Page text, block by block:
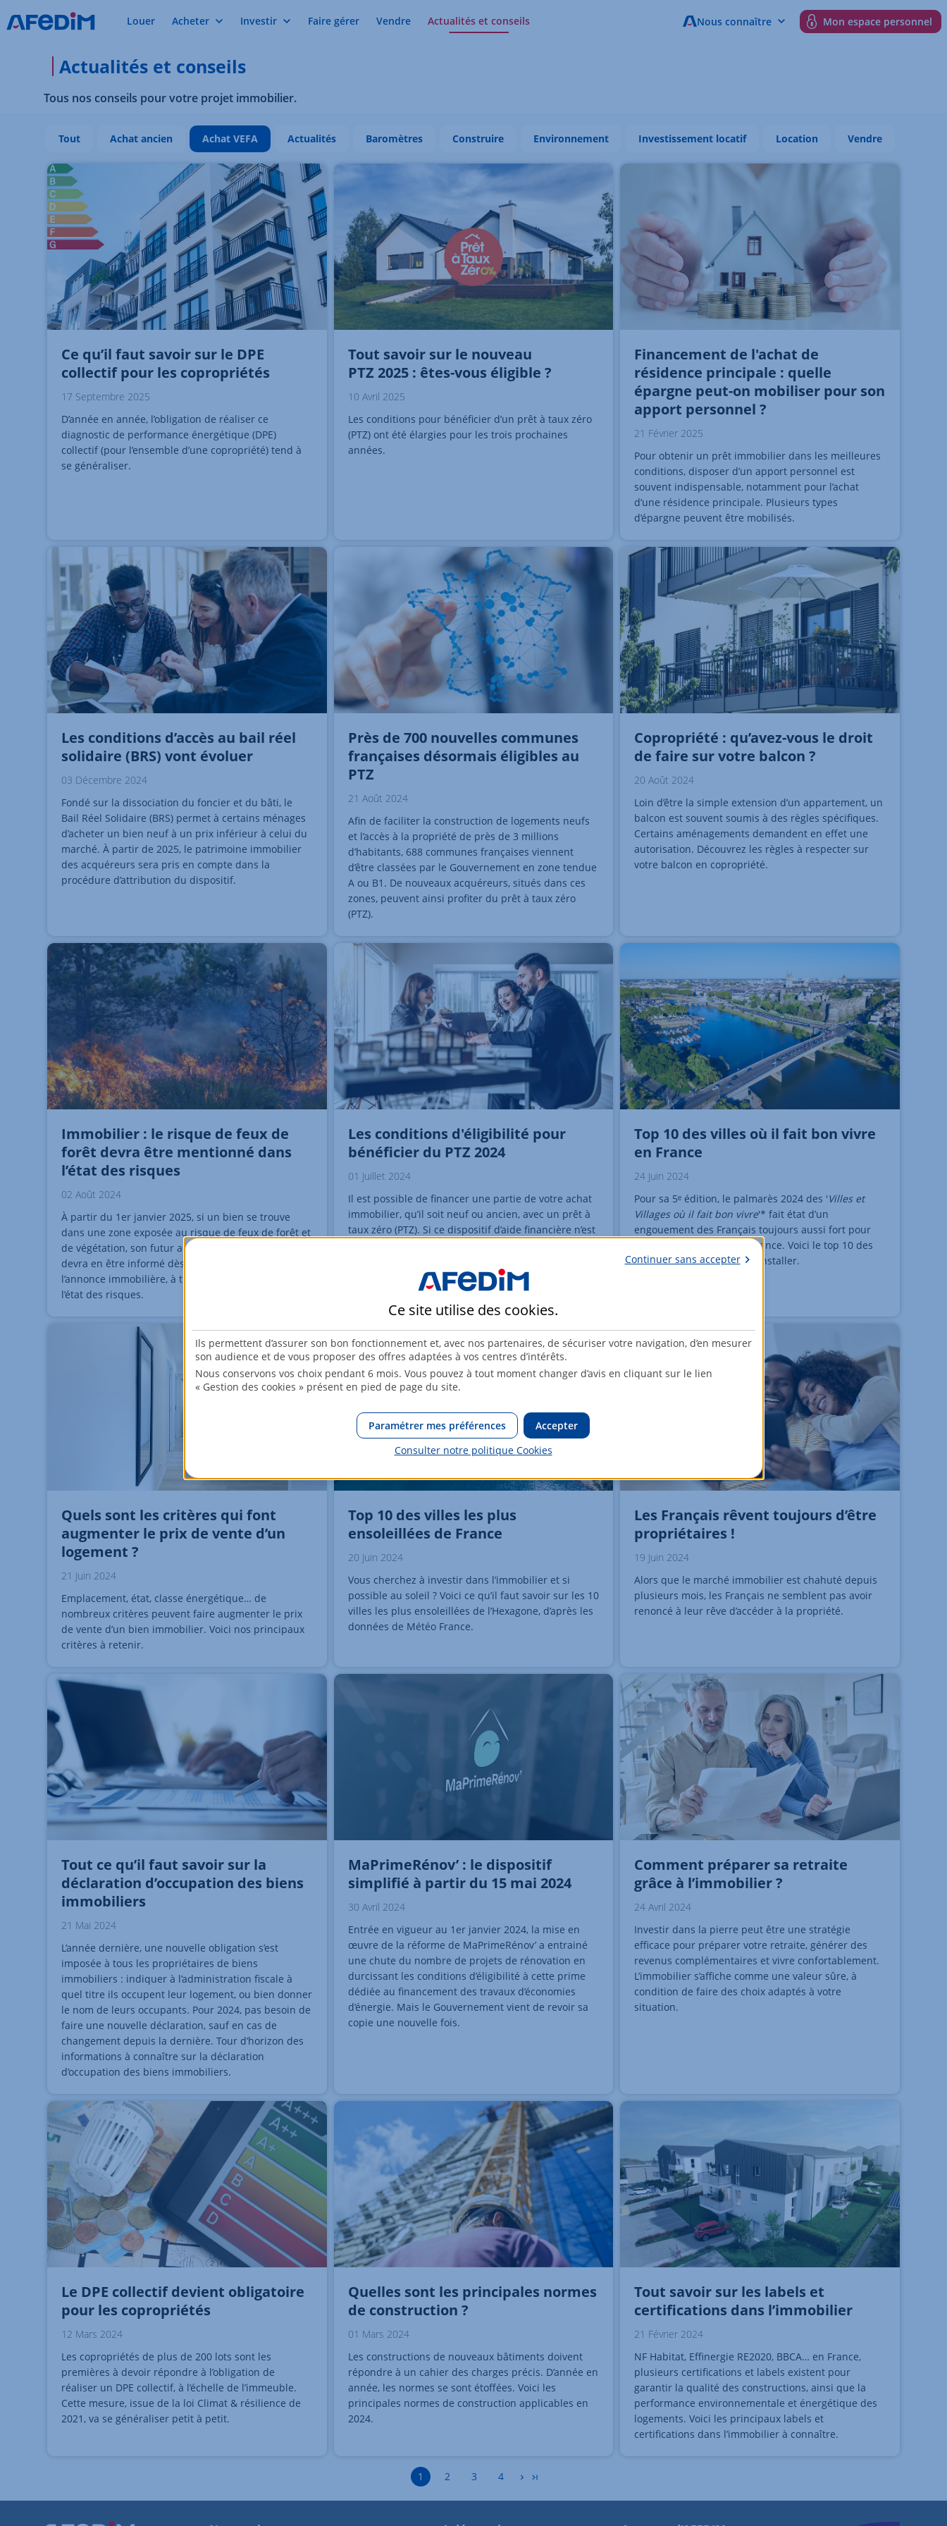
Louer Acheter Investir Faire gérer Vendre Actualités et conseils Nous connaître Mon espace personnel
Actualités et conseils
Tous nos conseils pour votre projet immobilier.
Tout Achat ancien Achat VEFA Actualités Baromètres Construire Environnement Investissement locatif Location Vendre
Ce qu’il faut savoir sur le DPE
collectif pour les copropriétés
17 Septembre 2025
D’année en année, l’obligation de réaliser ce
diagnostic de performance énergétique (DPE)
collectif (pour l’ensemble d’une copropriété) tend à
se généraliser.
Tout savoir sur le nouveau
PTZ 2025 : êtes-vous éligible ?
10 Avril 2025
Les conditions pour bénéficier d’un prêt à taux zéro
(PTZ) ont été élargies pour les trois prochaines
années.
Financement de l'achat de
résidence principale : quelle
épargne peut-on mobiliser pour son
apport personnel ?
21 Février 2025
Pour obtenir un prêt immobilier dans les meilleures
conditions, disposer d’un apport personnel est
souvent indispensable, notamment pour l’achat
d’une résidence principale. Plusieurs types
d’épargne peuvent être mobilisés.
Les conditions d’accès au bail réel
solidaire (BRS) vont évoluer
03 Décembre 2024
Fondé sur la dissociation du foncier et du bâti, le
Bail Réel Solidaire (BRS) permet à certains ménages
d’acheter un bien neuf à un prix inférieur à celui du
marché. À partir de 2025, le patrimoine immobilier
des acquéreurs sera pris en compte dans la
procédure d’attribution du dispositif.
Près de 700 nouvelles communes
françaises désormais éligibles au
PTZ
21 Août 2024
Afin de faciliter la construction de logements neufs
et l’accès à la propriété de près de 3 millions
d’habitants, 688 communes françaises viennent
d’être classées par le Gouvernement en zone tendue
A ou B1. De nouveaux acquéreurs, situés dans ces
zones, peuvent ainsi profiter du prêt à taux zéro
(PTZ).
Copropriété : qu’avez-vous le droit
de faire sur votre balcon ?
20 Août 2024
Loin d’être la simple extension d’un appartement, un
balcon est souvent soumis à des règles spécifiques.
Certains aménagements demandent en effet une
autorisation. Découvrez les règles à respecter sur
votre balcon en copropriété.
Immobilier : le risque de feux de
forêt devra être mentionné dans
l’état des risques
02 Août 2024
À partir du 1er janvier 2025, si un bien se trouve
dans une zone exposée au risque de feux de forêt et
de végétation, son futur acquéreur ou locataire
devra en être informé dès la publication de
l’annonce immobilière, à travers le diagnostic sur
l’état des risques.
Les conditions d'éligibilité pour
bénéficier du PTZ 2024
01 Juillet 2024
Il est possible de financer une partie de votre achat
immobilier, qu’il soit neuf ou ancien, avec un prêt à
taux zéro (PTZ). Si ce dispositif d’aide financière n’est
faut savoir sur ce prêt sans intérêt à rembourser.
Top 10 des villes où il fait bon vivre
en France
24 Juin 2024
Pour sa 5ᵉ édition, le palmarès 2024 des 'Villes et
Villages où il fait bon vivre'* fait état d’un
engouement des Français toujours aussi fort pour
les villes de l’ouest de la France. Voici le top 10 des
communes où il fait bon s’installer.
Quels sont les critères qui font
augmenter le prix de vente d’un
logement ?
21 Juin 2024
Emplacement, état, classe énergétique… de
nombreux critères peuvent faire augmenter le prix
de vente d’un bien immobilier. Voici nos principaux
critères à retenir.
Top 10 des villes les plus
ensoleillées de France
20 Juin 2024
Vous cherchez à investir dans l’immobilier et si
possible au soleil ? Voici ce qu’il faut savoir sur les 10
villes les plus ensoleillées de l’Hexagone, d’après les
données de Météo France.
Les Français rêvent toujours d’être
propriétaires !
19 Juin 2024
Alors que le marché immobilier est chahuté depuis
plusieurs mois, les Français ne semblent pas avoir
renoncé à leur rêve d’accéder à la propriété.
Tout ce qu’il faut savoir sur la
déclaration d’occupation des biens
immobiliers
21 Mai 2024
L’année dernière, une nouvelle obligation s’est
imposée à tous les propriétaires de biens
immobiliers : indiquer à l’administration fiscale à
quel titre ils occupent leur logement, ou bien donner
le nom de leurs occupants. Pour 2024, pas besoin de
faire une nouvelle déclaration, sauf en cas de
changement depuis la dernière. Tour d’horizon des
informations à connaître sur la déclaration
d’occupation des biens immobiliers.
MaPrimeRénov’ : le dispositif
simplifié à partir du 15 mai 2024
30 Avril 2024
Entrée en vigueur au 1er janvier 2024, la mise en
œuvre de la réforme de MaPrimeRénov’ a entrainé
une chute du nombre de projets de rénovation en
durcissant les conditions d’éligibilité à cette prime
dédiée au financement des travaux d’économies
d’énergie. Mais le Gouvernement vient de revoir sa
copie une nouvelle fois.
Comment préparer sa retraite
grâce à l’immobilier ?
24 Avril 2024
Investir dans la pierre peut être une stratégie
efficace pour préparer votre retraite, générer des
revenus complémentaires et vivre confortablement.
L’immobilier s’affiche comme une valeur sûre, à
condition de faire des choix adaptés à votre
situation.
Le DPE collectif devient obligatoire
pour les copropriétés
12 Mars 2024
Les copropriétés de plus de 200 lots sont les
premières à devoir répondre à l’obligation de
réaliser un DPE collectif, à l’échelle de l’immeuble.
Cette mesure, issue de la loi Climat & résilience de
2021, va se généraliser petit à petit.
Quelles sont les principales normes
de construction ?
01 Mars 2024
Les constructions de nouveaux bâtiments doivent
répondre à un cahier des charges précis. D’année en
année, les normes se sont étoffées. Voici les
principales normes de construction applicables en
2024.
Tout savoir sur les labels et
certifications dans l’immobilier
21 Février 2024
NF Habitat, Effinergie RE2020, BBCA… en France,
plusieurs certifications et labels existent pour
garantir la qualité des constructions, ainsi que la
performance environnementale et énergétique des
logements. Voici les principaux labels et
certifications dans l’immobilier à connaître.
1 Accéder à la page
2 Accéder à la page
3 Accéder à la page
4
Continuer sans accepter
Ce site utilise des cookies.
Ils permettent d’assurer son bon fonctionnement et, avec nos partenaires, de sécuriser votre navigation, d’en mesurer
son audience et de vous proposer des offres adaptées à vos centres d’intérêts.
Nous conservons vos choix pendant 6 mois. Vous pouvez à tout moment changer d’avis en cliquant sur le lien
« Gestion des cookies » présent en pied de page du site.
Accepter
Paramétrer mes préférences
Consulter notre politique Cookies